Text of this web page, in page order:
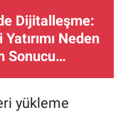
Dijitalleşme:
Neden
Sonucu
(2)
yükleme